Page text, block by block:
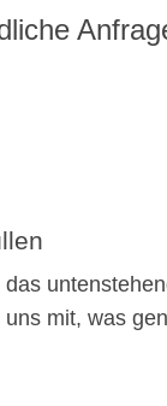
mit, was